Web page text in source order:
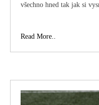
všechno hned tak jak si
Read More..